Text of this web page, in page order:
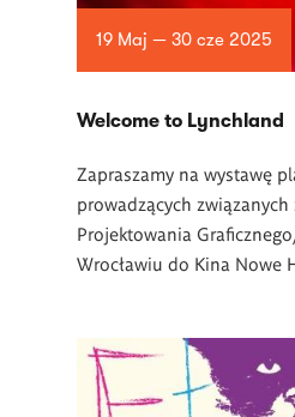
19 Maj — 30 cze 2025
Welcome to Lynchland
Zapraszamy na wystawę
prowadzących związanych
Projektowania
Wrocławiu do Kina Nowe